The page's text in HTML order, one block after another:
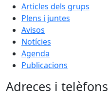
Articles dels grups
Plens i juntes
Avisos
Notícies
Agenda
Publicacions
Adreces i telèfons